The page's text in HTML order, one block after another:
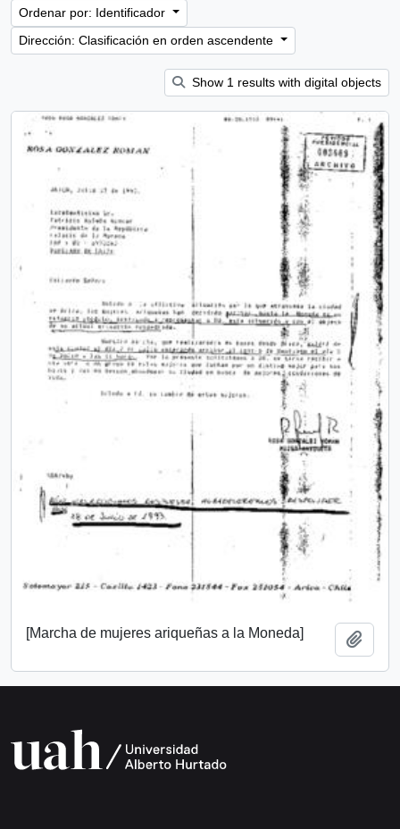
Ordenar por: Identificador
Dirección: Clasificación en orden ascendente
Show 1 results with digital objects
[Marcha de mujeres ariqueñas a la Moneda]